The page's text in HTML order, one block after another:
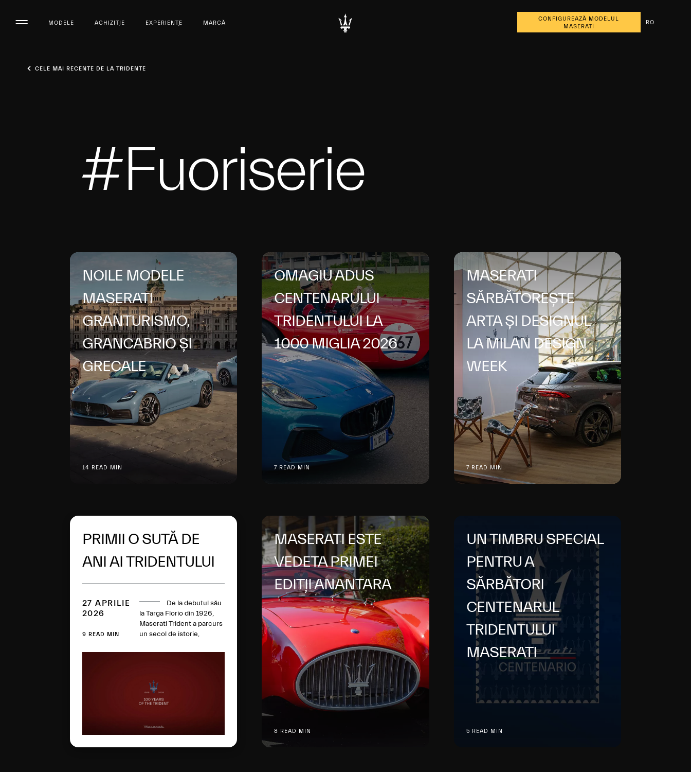
MODELE ACHIZIȚIE EXPERIENȚE MARCĂ
CONFIGUREAZĂ MODELUL
MASERATI
RO
CELE MAI RECENTE DE LA TRIDENTE
#Fuoriserie
NOILE MODELE
MASERATI
GRANTURISMO,
GRANCABRIO ȘI
GRECALE
14 READ MIN
OMAGIU ADUS
CENTENARULUI
TRIDENTULUI LA
1000 MIGLIA 2026
7 READ MIN
MASERATI
SĂRBĂTOREȘTE
ARTA ȘI DESIGNUL
LA MILAN DESIGN
WEEK
7 READ MIN
PRIMII O SUTĂ DE
ANI AI TRIDENTULUI
MASERATI
27 APRILIE
2026
9 READ MIN
De la debutul său
la Targa Florio din 1926,
Maserati Trident a parcurs
un secol de istorie,
timpului victorii în curse,
ani mai târziu, această
siglă glorioasă a evoluat
pentru a deveni un simbol
italiene.
MASERATI ESTE
VEDETA PRIMEI
EDIȚII ANANTARA
8 READ MIN
UN TIMBRU SPECIAL
PENTRU A
SĂRBĂTORI
CENTENARUL
TRIDENTULUI
MASERATI
5 READ MIN